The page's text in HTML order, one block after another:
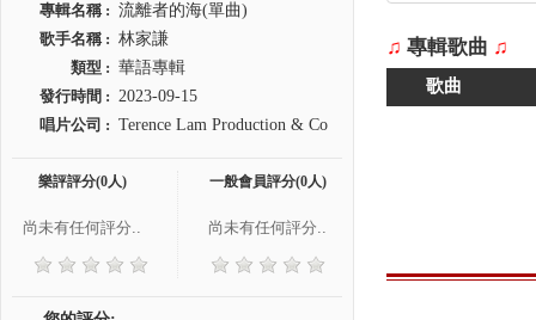
專輯名稱 : 流離者的海(單曲)
歌手名稱 : 林家謙
類型 : 華語專輯
發行時間 : 2023-09-15
唱片公司 : Terence Lam Production & Co
樂評評分(0人)
尚未有任何評分..
一般會員評分(0人)
尚未有任何評分..
♫ 專輯歌曲 ♫
歌曲